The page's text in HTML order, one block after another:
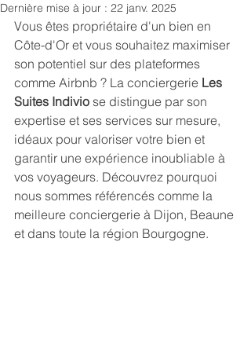
Dernière mise à jour : 22 janv. 2025
Vous êtes propriétaire d'un bien en
Côte-d'Or et vous souhaitez maximiser
son potentiel sur des plateformes
comme Airbnb ? La conciergerie Les
Suites Indivio se distingue par son
expertise et ses services sur mesure,
idéaux pour valoriser votre bien et
garantir une expérience inoubliable à
vos voyageurs. Découvrez pourquoi
nous sommes référencés comme la
meilleure conciergerie à Dijon, Beaune
et dans toute la région Bourgogne.